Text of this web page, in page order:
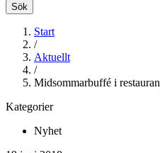
Sök
Start
/
Aktuellt
/
Midsommarbuffé i
Kategorier
Nyhet